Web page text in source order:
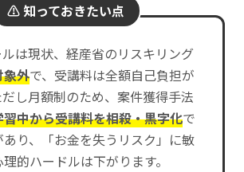
⚠️ 知っておきたい点
は現状、経産省のリスキリング
象外で、受講料は全額自己負担が
し月額制のため、案件獲得手法
習中から受講料を相殺・黒字化で
り、「お金を失うリスク」に敏
的ハードルは下がります。